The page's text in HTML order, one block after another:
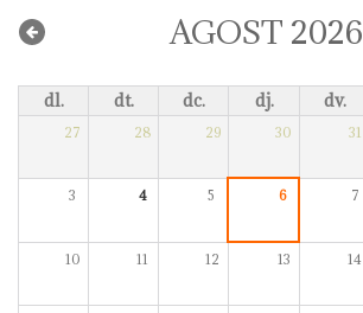
AGOST 2026
dl. dt. dc. dj. dv.
27 28 29 30 31
3 4 5 6 7
10 11 12 13 14